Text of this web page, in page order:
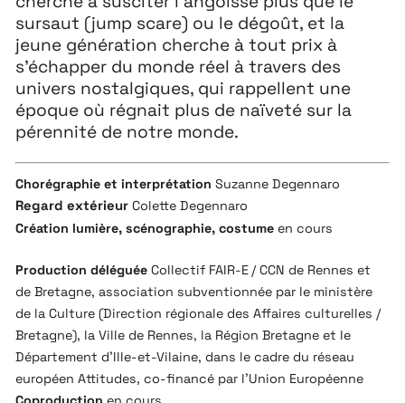
sursaut (jump scare) ou le dégoût, et la
jeune génération cherche à tout prix à
s’échapper du monde réel à travers des
univers nostalgiques, qui rappellent une
époque où régnait plus de naïveté sur la
pérennité de notre monde.
Chorégraphie et interprétation Suzanne Degennaro
Regard extérieur Colette Degennaro
Création lumière, scénographie, costume en cours
Production déléguéeCollectif FAIR-E / CCN de Rennes et
de Bretagne, association subventionnée par le ministère
de la Culture (Direction régionale des Affaires culturelles /
Bretagne), la Ville de Rennes, la Région Bretagne et le
Département d’Ille-et-Vilaine, dans le cadre du réseau
européen Attitudes, co-financé par l’Union Européenne